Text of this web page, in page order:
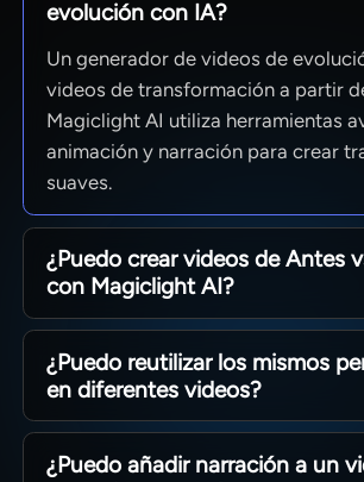
evolución con IA?
Un generador de videos de
videos de transformación a partir
Magiclight AI utiliza herramientas
animación y narración para crear
suaves.
¿Puedo crear videos de Antes
con Magiclight AI?
Magiclight AI es ideal para crear
vs Ahora que muestran el
transformación personal. Puedes
herramienta hará el resto.
¿Puedo reutilizar los mismos
en diferentes videos?
Sí. Puedes crear y guardar
reutilizarlos en historias, vlogs y
¿Puedo añadir narración a un